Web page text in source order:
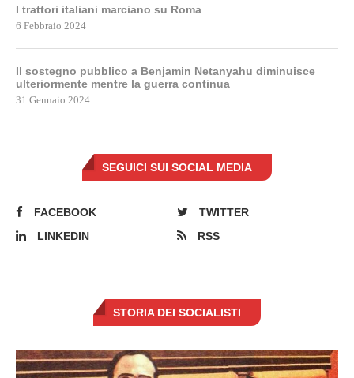
I trattori italiani marciano su Roma
6 Febbraio 2024
Il sostegno pubblico a Benjamin Netanyahu diminuisce
ulteriormente mentre la guerra continua
31 Gennaio 2024
SEGUICI SUI SOCIAL MEDIA
FACEBOOK
TWITTER
LINKEDIN
RSS
STORIA DEI SOCIALISTI